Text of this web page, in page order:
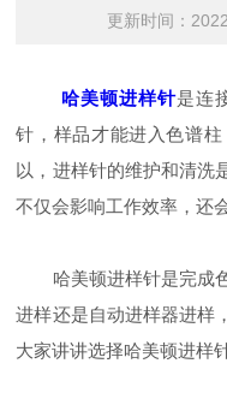
更新时间：
哈美顿进样针是连
针，样品才能进入色谱
以，进样针的维护和清洗
不仅会影响工作效率，还
哈美顿进样针是完成色
进样还是自动进样器进样
大家讲讲选择哈美顿进样